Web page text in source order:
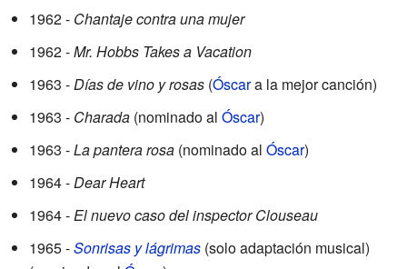
1962 - Chantaje contra una mujer
1962 -Mr. Hobbs Takes a Vacation
1963 -Días de vino y rosas (Óscara la mejor canción)
1963 - Charada (nominado al Óscar)
1963 -La pantera rosa (nominado al Óscar)
1964 -Dear Heart
1964 -El nuevo caso del inspector Clouseau
1965 -Sonrisas y lágrimas (solo adaptación musical)